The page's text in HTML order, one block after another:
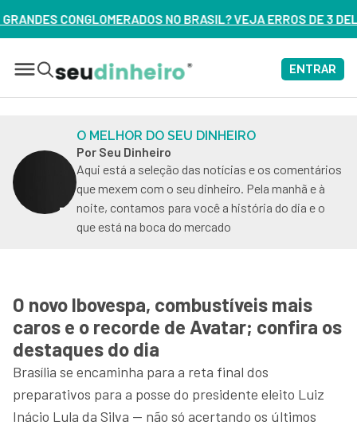
BRASIL? VEJA ERROS DE 3 DELES – ASSISTA AGORA
ENTRAR
O MELHOR DO SEU DINHEIRO
Por Seu Dinheiro
Aqui está a seleção das notícias e os comentários
que mexem com o seu dinheiro. Pela manhã e à
noite, contamos para você a história do dia e o
que está na boca do mercado
O novo Ibovespa, combustíveis mais
caros e o recorde de Avatar; confira os
destaques do dia
Brasília se encaminha para a reta final dos
preparativos para a posse do presidente eleito Luiz
Inácio Lula da Silva — não só acertando os últimos